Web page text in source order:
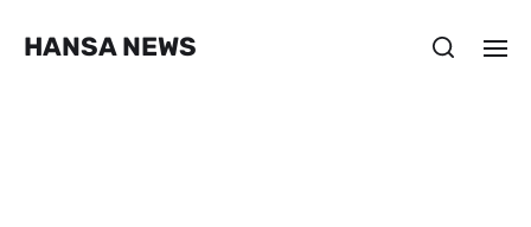
HANSA NEWS